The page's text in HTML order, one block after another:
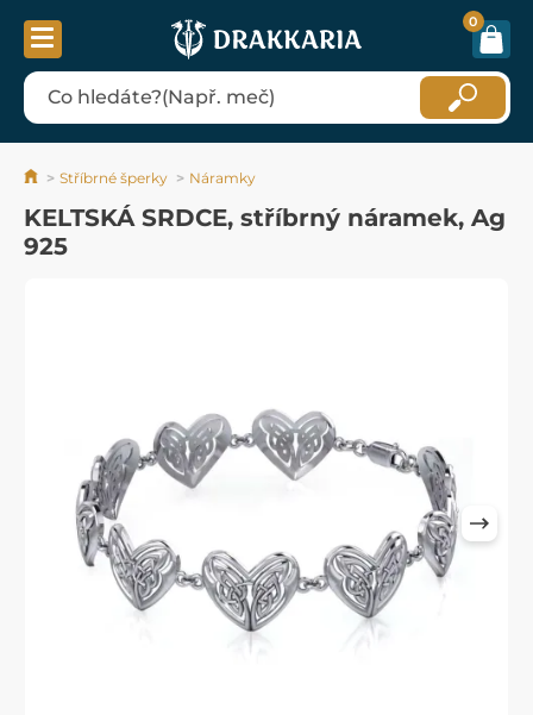
0
Stříbrné šperky Náramky
KELTSKÁ SRDCE, stříbrný náramek, Ag
925